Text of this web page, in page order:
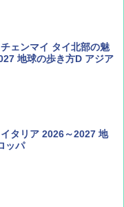
年 9 月号【特別付録:
財布 ランダム2種】
号「南アルプス大全」
ェンマイ タイ北部の魅
地球の歩き方D アジア
タリア 2026～2027 地
ッパ